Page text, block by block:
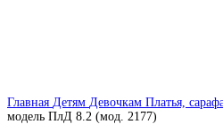
Главная Детям Девочкам Платья,
модель ПлД 8.2 (мод. 2177)